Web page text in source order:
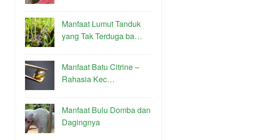
Manfaat Lumut Tanduk
yang Tak Terduga ba…
Manfaat Batu Citrine –
Rahasia Kec…
Manfaat Bulu Domba dan
Dagingnya